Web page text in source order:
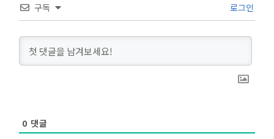
구독 로그인
0 댓글